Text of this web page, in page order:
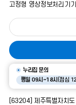
고정형 영상정보처리기
누리집 문의
평일 09시~18시 (점심
[63204] 제주특별자치